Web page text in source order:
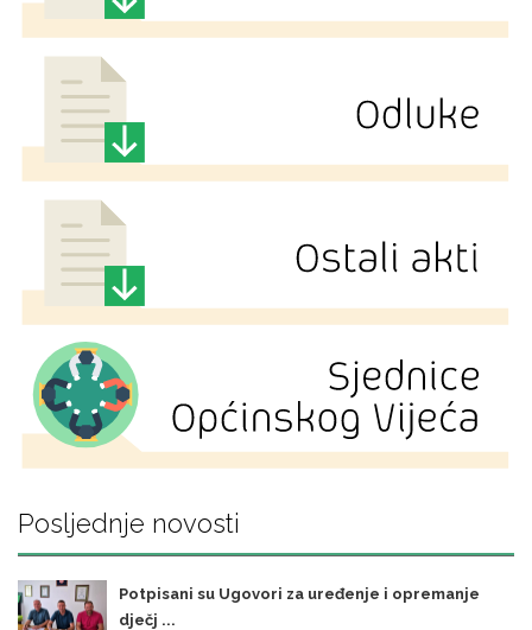
Posljednje novosti
Potpisani su Ugovori za uređenje i opremanje
dječj ...